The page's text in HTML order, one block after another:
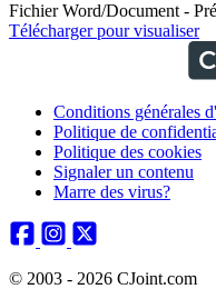
Fichier Word/Document -
Télécharger pour visualiser
Conditions générales
Politique de
Politique des cookies
Signaler un contenu
Marre des virus?
© 2003 - 2026 CJoint.com